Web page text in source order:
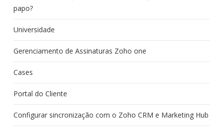
papo?
Universidade
Gerenciamento de Assinaturas Zoho one
Cases
Portal do Cliente
Configurar sincronização com o Zoho CRM e Marketing Hub